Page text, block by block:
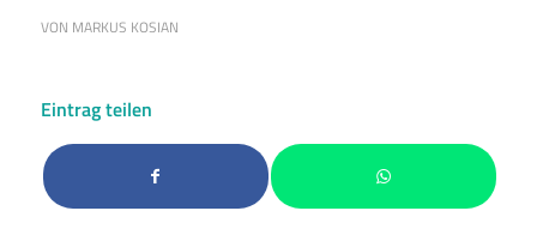
VON MARKUS KOSIAN
Eintrag teilen